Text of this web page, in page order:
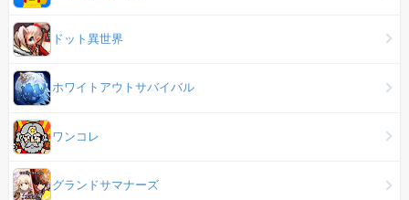
ドット異世界
ホワイトアウトサバイバル
ワンコレ
グランドサマナーズ